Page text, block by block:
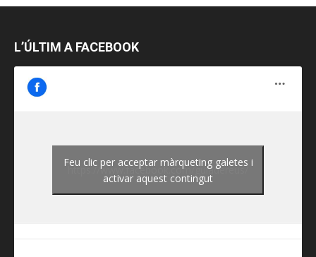
L’ÚLTIM A FACEBOOK
https://www.facebook.com/guiadereus/
Feu clic per acceptar màrqueting galetes i
activar aquest contingut